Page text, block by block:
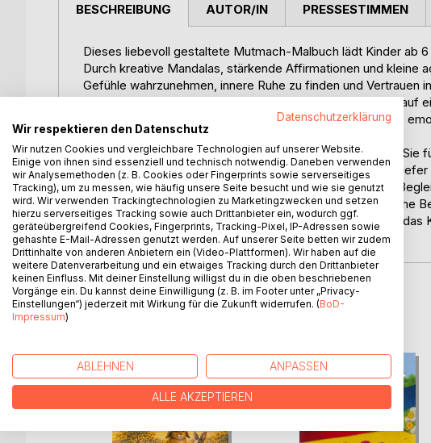
BESCHREIBUNG
Dieses liebevoll gestaltete Mutmach-Malbuch lädt Kinder ab
Durch kreative Mandalas, stärkende Affirmationen und kleine
Gefühle wahrzunehmen, innere Ruhe zu finden und Vertrauen
Jedes Mandala ist mehr als nur ein Bild - es ist ein Schritt auf
innerer Stärke. Begleitende Texte und Impulse fördern die
Entspannung im oft turbulenten Alltag.
Ein besonderes Highlight sind die integrierten QR-Codes: Sie
stärkenden Ritualen, die Kinder dabei unterstützen, noch
eine Verbindung aus Kreativität, Achtsamkeit und sanfter
Dieses Buch richtet sich an Kinder, Eltern und pädagogische
kindlichen Gefühlswelt suchen. Es ist ein Herzensprojekt, das
Du bist genau richtig. Du bist stark. Du bist wertvoll.
AUTOR/IN PRESSESTIMMEN
WEITERE TITEL BEIBoD
Datenschutzerklärung
Wir respektieren den Datenschutz
Wir nutzen Cookies und vergleichbare Technologien auf unserer Website.
Einige von ihnen sind essenziell und technisch notwendig. Daneben verwenden
wir Analysemethoden (z. B. Cookies oder Fingerprints sowie serverseitiges
Tracking), um zu messen, wie häufig unsere Seite besucht und wie sie genutzt
wird. Wir verwenden Trackingtechnologien zu Marketingzwecken und setzen
hierzu serverseitiges Tracking sowie auch Drittanbieter ein, wodurch ggf.
geräteübergreifend Cookies, Fingerprints, Tracking-Pixel, IP-Adressen sowie
gehashte E-Mail-Adressen genutzt werden. Auf unserer Seite betten wir zudem
Drittinhalte von anderen Anbietern ein (Video-Plattformen). Wir haben auf die
weitere Datenverarbeitung und ein etwaiges Tracking durch den Drittanbieter
keinen Einfluss. Mit deiner Einstellung willigst du in die oben beschriebenen
Vorgänge ein. Du kannst deine Einwilligung (z. B. im Footer unter „Privacy-
Einstellungen“) jederzeit mit Wirkung für die Zukunft widerrufen. (BoD-
Impressum)
ABLEHNEN ANPASSEN
ALLE AKZEPTIEREN